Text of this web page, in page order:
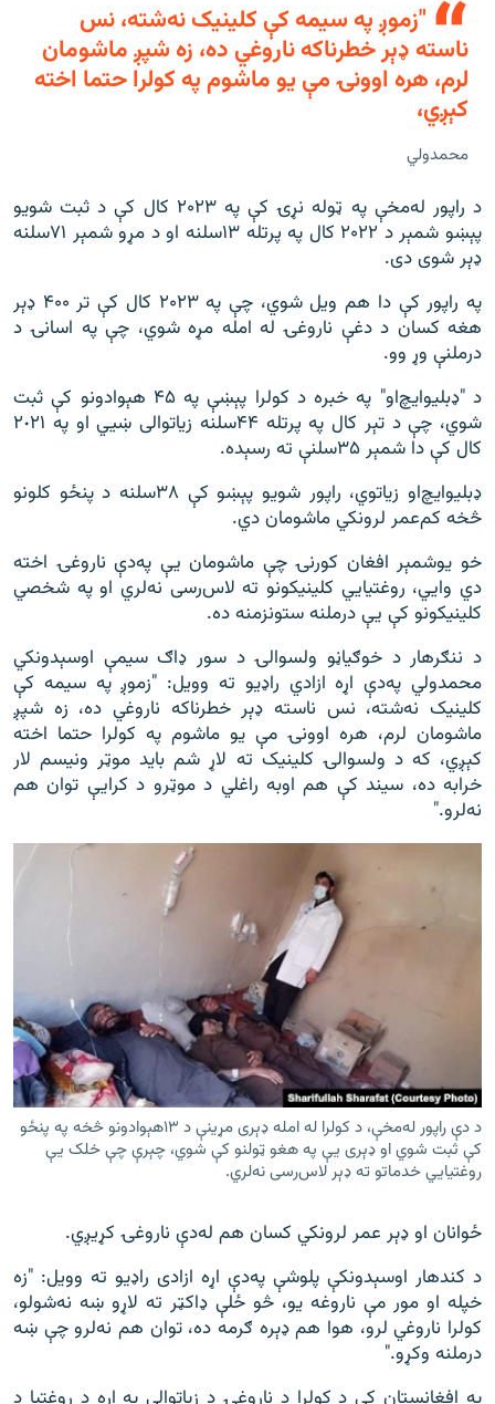
"زموږ په سيمه کې کلينيک نه‌‌شته، نس
ناسته ډېر خطرناکه ناروغي ده، زه شپږ ماشومان
لرم، هره اوونۍ مې يو ماشوم په کولرا حتما اخته
کېږي،
محمدولي
د راپور له‌مخې په ټوله نړۍ کې په ۲۰۲۳ کال کې د ثبت شویو
پېښو شمېر د ۲۰۲۲ کال په پرتله ۱۳سلنه او د مړو شمېر ۷۱سلنه
ډېر شوی دی.
په راپور کې دا هم ویل شوي، چې په ۲۰۲۳ کال کې تر ۴۰۰ ډېر
هغه کسان د دغې ناروغۍ له امله مړه شوي، چې په اسانۍ د
درملنې وړ وو.
د "ډبليو‌‌ايچ‌او" په خبره د کولرا پېښې په ۴۵ هېوادونو کې ثبت
شوي، چې د تېر کال په پرتله ۴۴سلنه زیاتوالی ښيي او په ٢٠٢١
کال کې دا شمېر ۳۵سلنې ته رسېده.
ډبليو‌ايچ‌او زياتوي، راپور شویو پېښو کې ٣۸سلنه د پنځو کلونو
څخه کم‌عمر لرونکي ماشومان دي.
خو يوشمېر افغان کورنۍ چې ماشومان يې په‌دې ناروغۍ اخته
دي وايي، روغتيايي کلينيکونو ته لاس‌رسی نه‌لري او په شخصي
کلينيکونو کې يې درملنه ستونزمنه ده.
د ننګرهار د خوګياڼو ولسوالۍ د سور ډاګ سيمې اوسېدونکي
محمدولي په‌دې اړه ازادي راډيو ته وويل: "زموږ په سيمه کې
کلينيک نه‌‌شته، نس ناسته ډېر خطرناکه ناروغي ده، زه شپږ
ماشومان لرم، هره اوونۍ مې يو ماشوم په کولرا حتما اخته
کېږي، که د ولسوالۍ کلينيک ته لاړ شم بايد موټر ونيسم لار
خرابه ده، سيند کې هم اوبه راغلي د موټرو د کرايې توان هم
نه‌لرو."
د دې راپور له‌مخې، د کولرا له امله ډېری مړینې د ۱۳هېوادونو څخه په پنځو
کې ثبت شوي او ډېری یې په هغو ټولنو کې شوي، چېرې چې خلک یې
روغتیایي خدماتو ته ډېر لاس‌رسی نه‌لري.
ځوانان او ډېر عمر لرونکي کسان هم له‌دې ناروغۍ کړيږي.
د کندهار اوسېدونکې پلوشې په‌دې اړه ازادى راډيو ته وويل: "زه
خپله او مور مې ناروغه يو، څو ځلې ډاکټر ته لاړو ښه نه‌شولو،
کولرا ناروغي لرو، هوا هم ډېره ګرمه ده، توان هم نه‌لرو چې ښه
درملنه وکړو."